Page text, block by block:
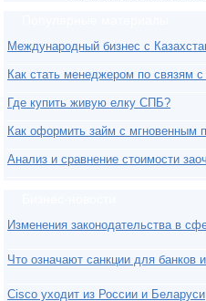
Международный бизнес с
Как стать менеджером по связям
Где купить живую елку СПБ?
Как оформить займ с мгновенным
Анализ и сравнение стоимости
Изменения законодательства в
Что означают санкции для банков
Cisco уходит из России и Беларуси